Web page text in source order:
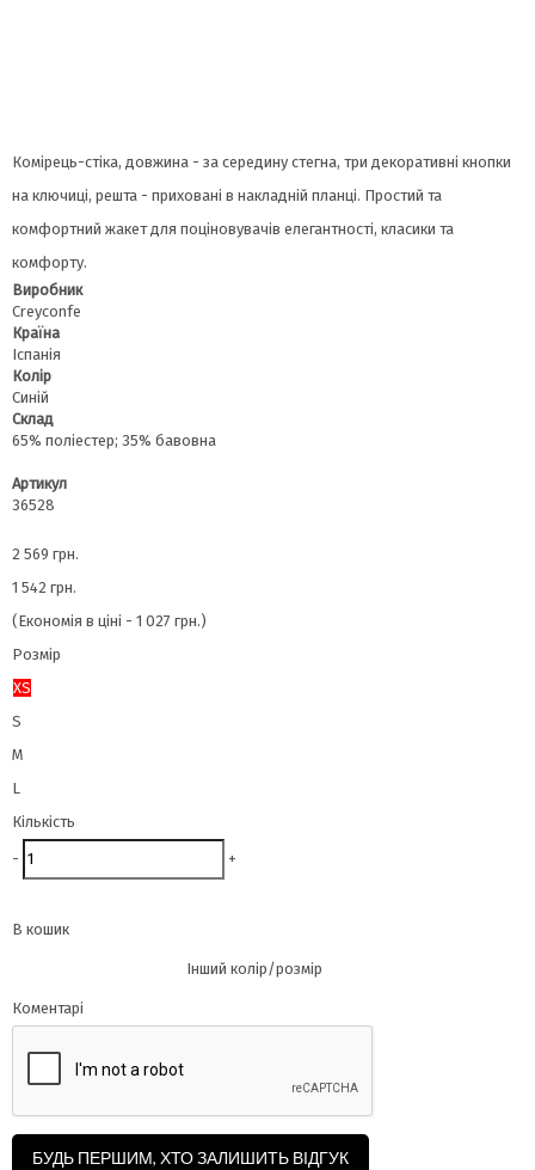
Комірець-стіка, довжина - за середину стегна, три декоративні кнопки
на ключиці, решта - приховані в накладній планці. Простий та
комфортний жакет для поціновувачів елегантності, класики та
комфорту.
Виробник
Сreyconfe
Країна
Іспанія
Колір
Синій
Склад
65% поліестер; 35% бавовна
Артикул
36528
2 569 грн.
1 542 грн.
(Економія в ціні - 1 027 грн.)
Розмір
XS
S
M
L
Кількість
- +
В кошик
Інший колір/розмір
Коментарі
БУДЬ ПЕРШИМ, ХТО ЗАЛИШИТЬ ВІДГУК